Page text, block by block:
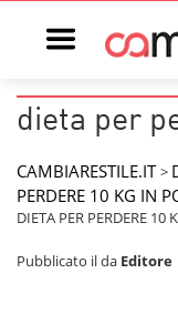
Open main
dieta per
CAMBIARESTILE.IT >
PERDERE 10 KG IN
DIETA PER PERDERE 10
Pubblicato ilda Editore